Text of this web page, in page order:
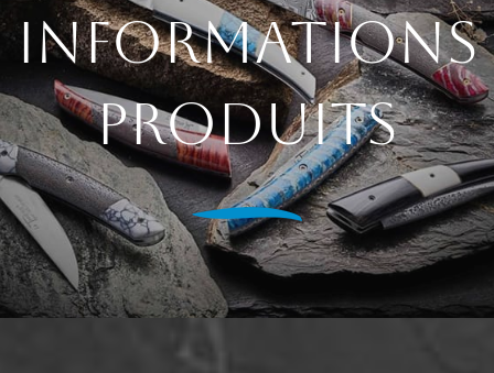
Nos Univers
Nos produits
Galerie photos
Actualités
Contact
Informations
produits